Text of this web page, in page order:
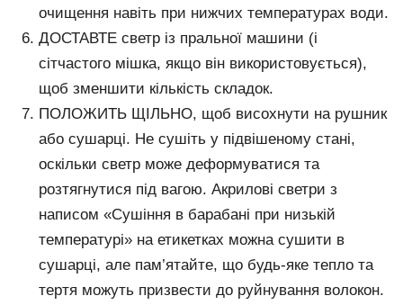
очищення навіть при нижчих температурах води.
ДОСТАВТЕ светр із пральної машини (і
сітчастого мішка, якщо він використовується),
щоб зменшити кількість складок.
ПОЛОЖИТЬ ЩІЛЬНО, щоб висохнути на рушник
або сушарці. Не сушіть у підвішеному стані,
оскільки светр може деформуватися та
розтягнутися під вагою. Акрилові светри з
написом «Сушіння в барабані при низькій
температурі» на етикетках можна сушити в
сушарці, але пам’ятайте, що будь-яке тепло та
тертя можуть призвести до руйнування волокон.